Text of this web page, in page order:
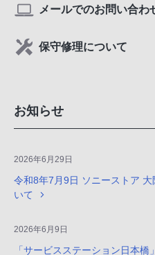
メールでのお問い合わ
保守修理について
お知らせ
2026年6月29日
令和8年7月9日 ソニーストア
いて
2026年6月9日
「サービスステーション日本